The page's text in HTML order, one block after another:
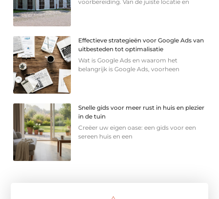
voorbereiding. Van de juiste locatie en
Effectieve strategieën voor Google Ads van
uitbesteden tot optimalisatie
Wat is Google Ads en waarom het
belangrijk is Google Ads, voorheen
Snelle gids voor meer rust in huis en plezier
in de tuin
Creëer uw eigen oase: een gids voor een
sereen huis en een